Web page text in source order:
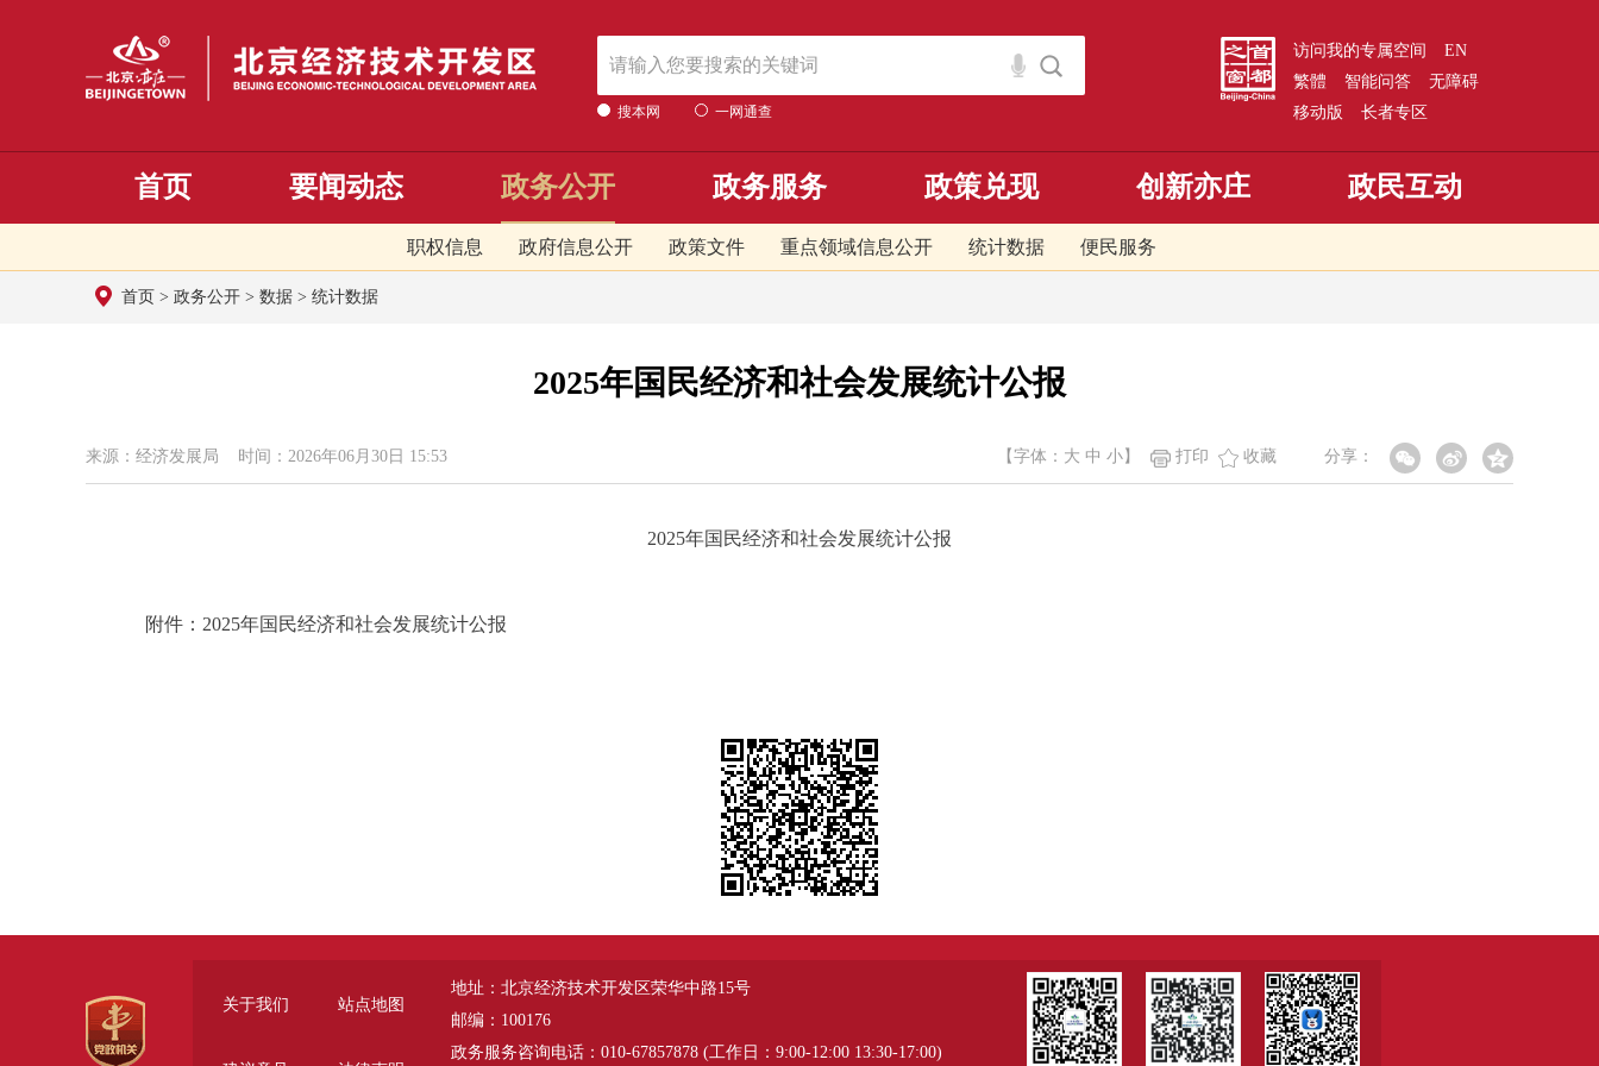
搜本网 一网通查
访问我的专属空间
EN
繁體
智能问答
无障碍
移动版
长者专区
首页 要闻动态 政务公开
职权信息 政府信息公开 政策文件 重点领域信息公开 统计数据 便民服务
政务服务 政策兑现 创新亦庄 政民互动
首页 > 政务公开 > 数据 > 统计数据
2025年国民经济和社会发展统计公报
来源：经济发展局 时间：2026年06月30日 15:53 分享：
【字体： 大 中 小 】 打印 收藏
2025年国民经济和社会发展统计公报
附件：2025年国民经济和社会发展统计公报
关于我们 站点地图
地址：北京经济技术开发区荣华中路15号
邮编：100176
政务服务咨询电话：010-67857878 (工作日：9:00-12:00 13:30-17:00)